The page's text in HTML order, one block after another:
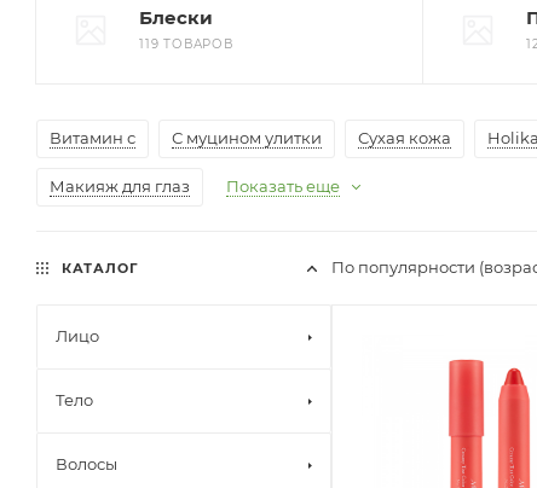
Блески
119 ТОВАРОВ
Витамин с С муцином улитки Сухая кожа
Макияж для глаз Показать еще
По популярности
КАТАЛОГ
Лицо
Тело
Волосы